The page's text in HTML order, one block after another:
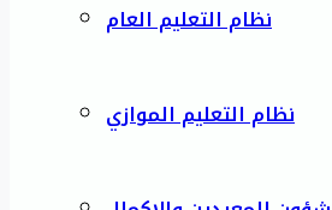
نظام التعليم العام
نظام التعليم الموازي